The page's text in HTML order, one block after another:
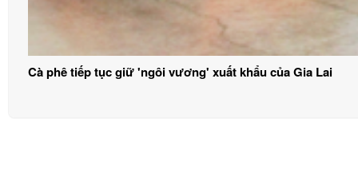
Cà phê tiếp tục giữ 'ngôi vương' xuất khẩu của Gia Lai